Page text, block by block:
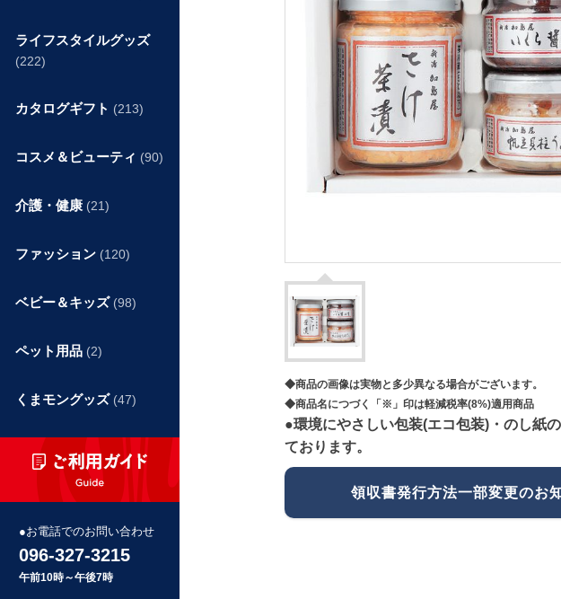
◆商品の画像は実物と多少異なる場合がございます。
◆商品名につづく「※」印は軽減税率(8%)適用商品
●環境にやさしい包装(エコ包装)・のし紙
ております。
領収書発行方法一部変更のお
ライフスタイルグッズ
(222)
カタログギフト (213)
コスメ＆ビューティ (90)
介護・健康 (21)
ファッション (120)
ベビー＆キッズ (98)
ペット用品 (2)
くまモングッズ (47)
お電話でのお問い合わせ
096-327-3215
午前10時～午後7時